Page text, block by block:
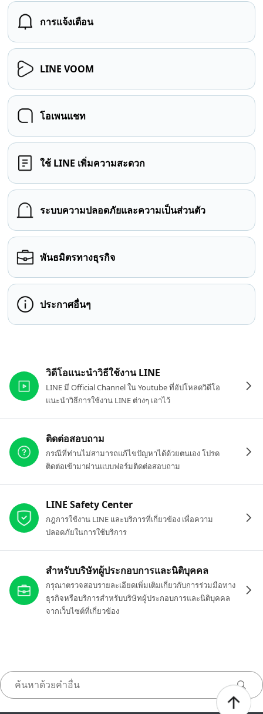
การแจ้งเตือน
LINE VOOM
โอเพนแชท
ใช้ LINE เพิ่มความสะดวก
ระบบความปลอดภัยและความเป็นส่วนตัว
พันธมิตรทางธุรกิจ
ประกาศอื่นๆ
วิดีโอแนะนำวิธีใช้งาน LINE
LINE มี Official Channel ใน Youtube ที่อัปโหลดวิดีโอ
แนะนำวิธีการใช้งาน LINE ต่างๆ เอาไว้
ติดต่อสอบถาม
กรณีที่ท่านไม่สามารถแก้ไขปัญหาได้ด้วยตนเอง โปรด
ติดต่อเข้ามาผ่านแบบฟอร์มติดต่อสอบถาม
LINE Safety Center
กฎการใช้งาน LINE และบริการที่เกี่ยวข้อง เพื่อความ
ปลอดภัยในการใช้บริการ
สำหรับบริษัทผู้ประกอบการและนิติบุคคล
กรุณาตรวจสอบรายละเอียดเพิ่มเติมเกี่ยวกับการร่วมมือทาง
ธุรกิจหรือบริการสำหรับบริษัทผู้ประกอบการและนิติบุคคล
จากเว็บไซต์ที่เกี่ยวข้อง